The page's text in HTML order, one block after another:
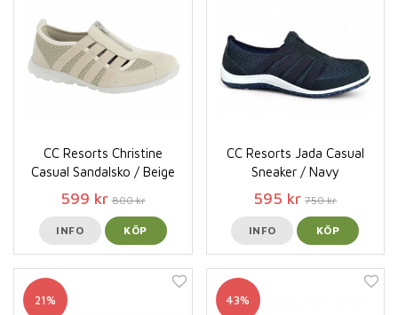
CC Resorts Christine
Casual Sandalsko / Beige
599 kr 800 kr
INFO KÖP
CC Resorts Jada Casual
Sneaker / Navy
595 kr 750 kr
INFO KÖP
21% 43%